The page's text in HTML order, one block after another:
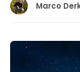
Marco